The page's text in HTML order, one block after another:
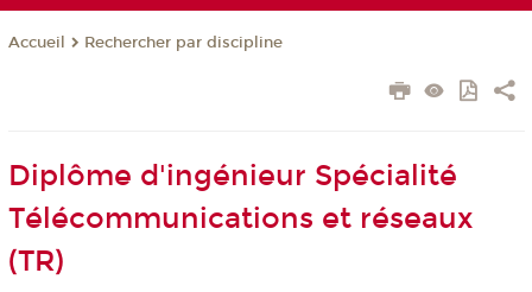
Accueil Rechercher par discipline
Diplôme d'ingénieur Spécialité
Télécommunications et réseaux
(TR)